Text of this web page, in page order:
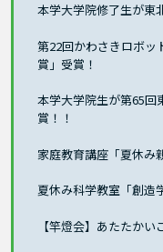
本学大学院修了生が東
第22回かわさきロボッ
賞」受賞！
本学大学院生が第65回
賞！！
家庭教育講座「夏休み
夏休み科学教室「創造
【竿燈会】あたたか